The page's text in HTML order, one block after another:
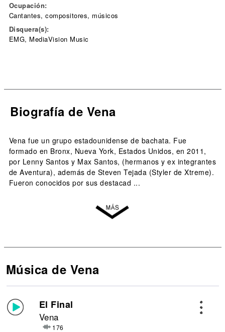
Ocupación:
Cantantes, compositores, músicos
Disquera(s):
EMG, MediaVision Music
Biografía de Vena
Vena fue un grupo estadounidense de bachata. Fue
formado en Bronx, Nueva York, Estados Unidos, en 2011,
por Lenny Santos y Max Santos, (hermanos y ex integrantes
de Aventura), además de Steven Tejada (Styler de Xtreme).
Fueron conocidos por sus destacad ...
Música de Vena
El Final
Vena
176